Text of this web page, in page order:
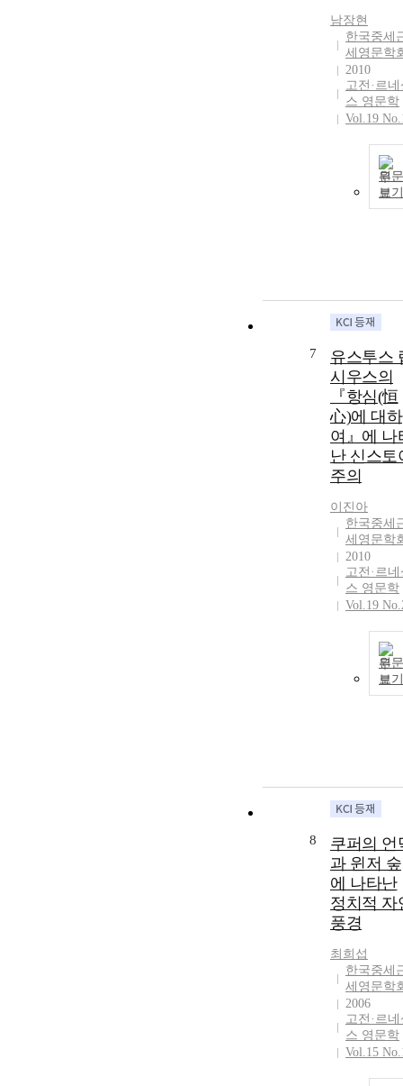
남장현
한국중세
세영문학
2010
고전·르
스 영문학
Vol.19
원문
보기
7
유스투스
시우스의
『항심(恒
心)에 대하
여』에 나
난 신스토
주의
이진아
한국중세
세영문학
2010
고전·르
스 영문학
Vol.19
원문
보기
8
쿠퍼의 언
과 윈저 숲
에 나타난
정치적 자
풍경
최희섭
한국중세
세영문학
2006
고전·르
스 영문학
Vol.15